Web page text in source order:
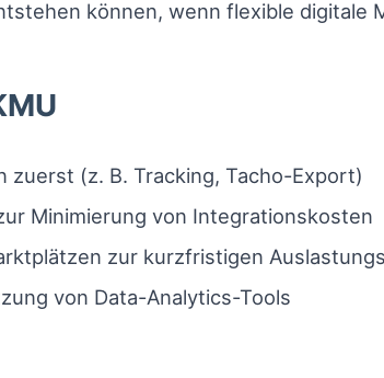
können, wenn flexible digitale
zuerst (z. B. Tracking, Tacho-Export)
Minimierung von Integrationskosten
zur kurzfristigen
von Data-Analytics-Tools